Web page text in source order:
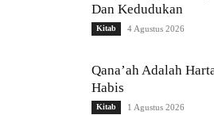
Dan Kedudukan
Kitab 4 Agustus 2026
Qana’ah Adalah
Habis
Kitab 1 Agustus 2026